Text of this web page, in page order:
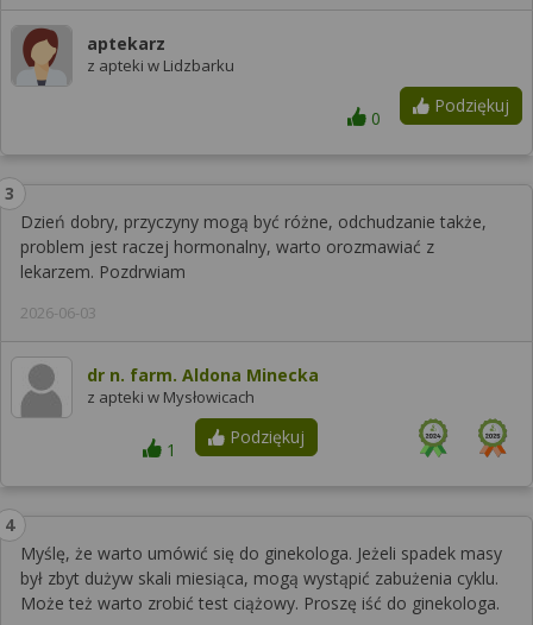
aptekarz
z apteki w Lidzbarku
Podziękuj
0
Dzień dobry, przyczyny mogą być różne, odchudzanie także,
problem jest raczej hormonalny, warto orozmawiać z
lekarzem. Pozdrwiam
2026-06-03
dr n. farm. Aldona Minecka
z apteki w Mysłowicach
Podziękuj
1
Myślę, że warto umówić się do ginekologa. Jeżeli spadek masy
był zbyt dużyw skali miesiąca, mogą wystąpić zabużenia cyklu.
Może też warto zrobić test ciążowy. Proszę iść do ginekologa.